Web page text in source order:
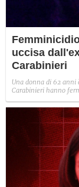
uccisa
Carabinieri
Una donna di 62 anni
Carabinieri hanno